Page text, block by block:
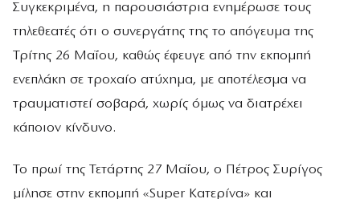
Συγκεκριμένα, η παρουσιάστρια ενημέρωσε τους
τηλεθεατές ότι ο συνεργάτης της το απόγευμα της
Τρίτης 26 Μαΐου, καθώς έφευγε από την εκπομπή
ενεπλάκη σε τροχαίο ατύχημα, με αποτέλεσμα να
τραυματιστεί σοβαρά, χωρίς όμως να διατρέχει
κάποιον κίνδυνο.
Το πρωί της Τετάρτης 27 Μαΐου, ο Πέτρος Συρίγος
μίλησε στην εκπομπή «Super Κατερίνα» και